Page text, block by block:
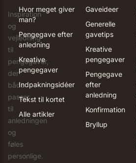
Inspiration
og
vejledning
til
pengegaver,
der
både
passer
til
anledningen
og
føles
personlige.
Hvor meget giver
man?
Pengegave efter
anledning
Kreative
pengegaver
Indpakningsidéer
Tekst til kortet
Alle artikler
Gaveideer
Generelle
gavetips
Kreative
pengegaver
Pengegave
efter
anledning
Konfirmation
Bryllup